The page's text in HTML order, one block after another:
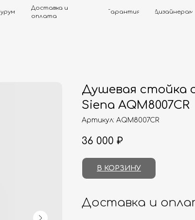
Контакты
Дизайнерам
Доставка и
оплата
Душевая стойка
Siena AQM8007CR
Артикул: AQM8007CR
36 000 ₽
В КОРЗИНУ
Доставка и